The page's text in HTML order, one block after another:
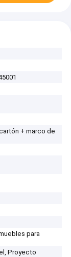
+ marco de
para
Proyecto